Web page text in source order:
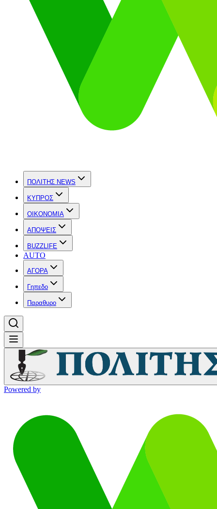
ΠΟΛΙΤΗΣ NEWS
ΚΥΠΡΟΣ
OIKONOMIA
ΑΠΟΨΕΙΣ
BUZZLIFE
AUTO
ΑΓΟΡΑ
Γηπεδο
Παραθυρο
Powered by